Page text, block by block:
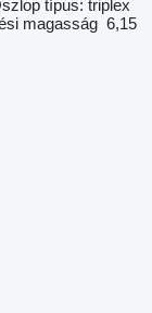
típus: triplex
magasság 6,15